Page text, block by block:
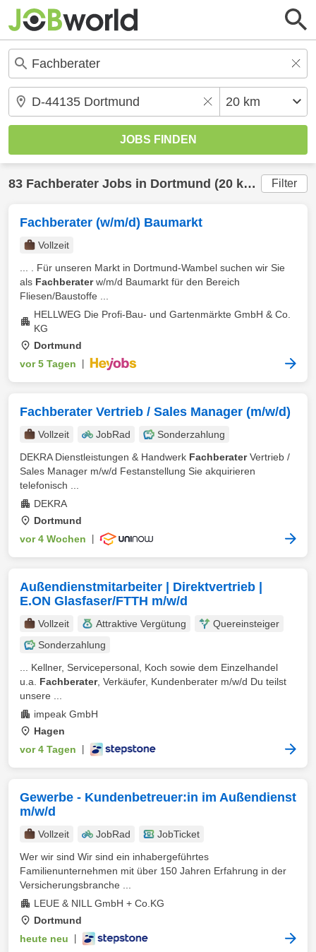
83 Fachberater Jobs in Dortmund (20 km) gefunden Filter
Fachberater (w/m/d) Baumarkt
Vollzeit
... . Für unseren Markt in Dortmund-Wambel suchen wir Sie
als Fachberaterw/m/d Baumarkt für den Bereich
Fliesen/Baustoffe ...
HELLWEG Die Profi-Bau- und Gartenmärkte GmbH & Co.
KG
Dortmund
vor 5 Tagen
Fachberater Vertrieb / Sales Manager (m/w/d)
Vollzeit JobRad
Sonderzahlung
DEKRA Dienstleistungen & Handwerk FachberaterVertrieb /
Sales Manager m/w/d Festanstellung Sie akquirieren
telefonisch ...
DEKRA
Dortmund
vor 4 Wochen
Außendienstmitarbeiter | Direktvertrieb |
E.ON Glasfaser/FTTH m/w/d
Vollzeit Attraktive Vergütung
Quereinsteiger
Sonderzahlung
... Kellner, Servicepersonal, Koch sowie dem Einzelhandel
u.a. Fachberater, Verkäufer, Kundenberater m/w/d Du teilst
unsere ...
impeak GmbH
Hagen
vor 4 Tagen
Gewerbe - Kundenbetreuer:in im Außendienst
m/w/d
Vollzeit JobRad
JobTicket
Wer wir sind Wir sind ein inhabergeführtes
Familienunternehmen mit über 150 Jahren Erfahrung in der
Versicherungsbranche ...
LEUE & NILL GmbH + Co.KG
Dortmund
heute neu